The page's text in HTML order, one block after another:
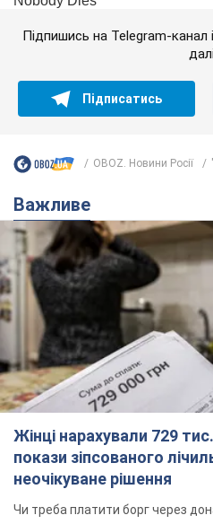
Підпишись на Telegram-канал
Підписатись
OBOZ. Новини Росії
Важливе
Жінці нарахували 729
покази зіпсованого
неочікуване рішення
Чи треба платити борг через